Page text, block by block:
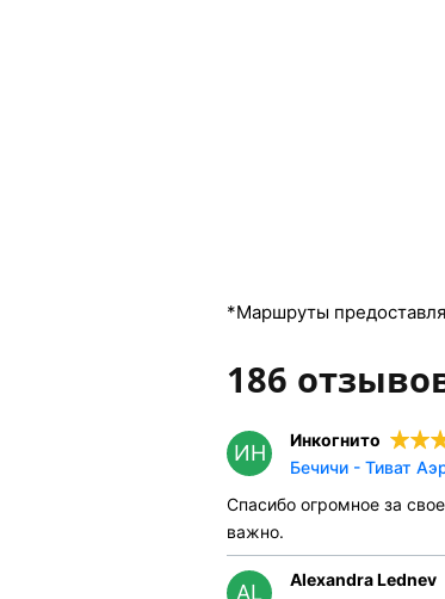
*Маршруты
186
ИН
Инкогнито
Бечичи - Тиват
Спасибо огромное за
важно.
AL
Alexandra Lednev